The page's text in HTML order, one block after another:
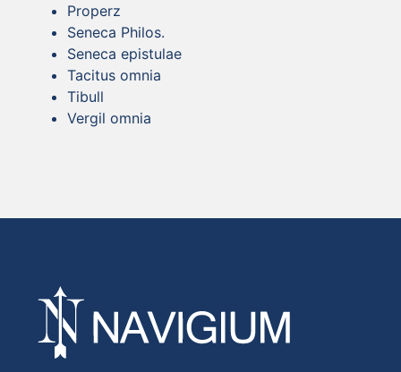
Properz
Seneca Philos.
Seneca epistulae
Tacitus omnia
Tibull
Vergil omnia